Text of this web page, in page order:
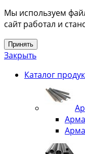
Мы используем
сайт работал и
Принять
Закрыть
Каталог